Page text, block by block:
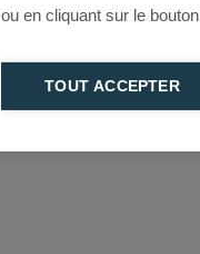
ou en cliquant sur le bouton
TOUT ACCEPTER